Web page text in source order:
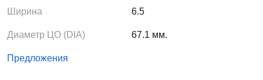
Ширина 6.5
Диаметр ЦО (DIA) 67.1 мм.
Предложения